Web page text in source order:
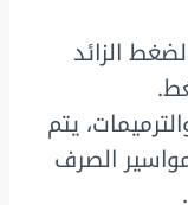
الزائد
يتم
الصرف